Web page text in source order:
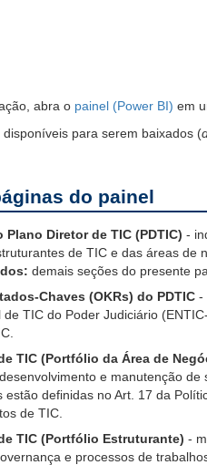
abra o painel (Power BI) em
disponíveis para serem baixados (
do painel
Diretor de TIC (PDTIC) -
de TIC e das áreas de
demais seções do presente
Chaves (OKRs) do PDTIC -
TIC do Poder Judiciário
TIC (Portfólio da Área de
e manutenção
estão definidas no Art. 17 da
de TIC.
TIC (Portfólio Estruturante) -
e processos de